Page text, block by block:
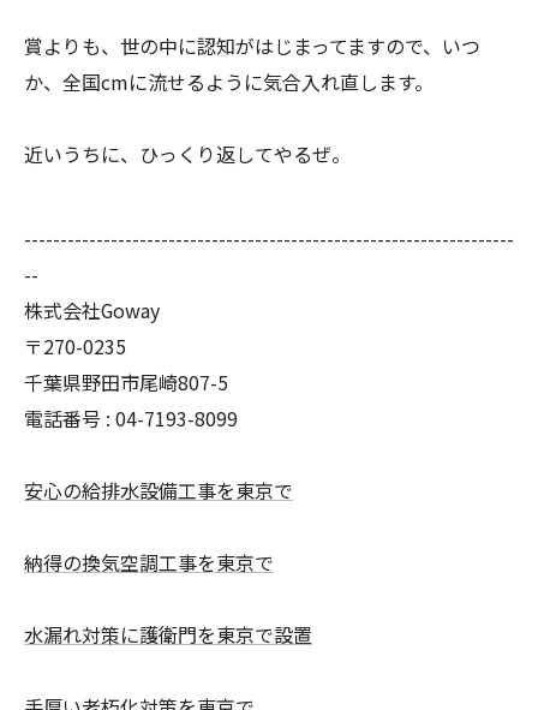
賞よりも、世の中に認知がはじまってますので、いつ
か、全国cmに流せるように気合入れ直します。
近いうちに、ひっくり返してやるぜ。
--------------------------------------------------------------------
--
株式会社Goway
〒270-0235
千葉県野田市尾崎807-5
電話番号 : 04-7193-8099
安心の給排水設備工事を東京で
納得の換気空調工事を東京で
水漏れ対策に護衛門を東京で設置